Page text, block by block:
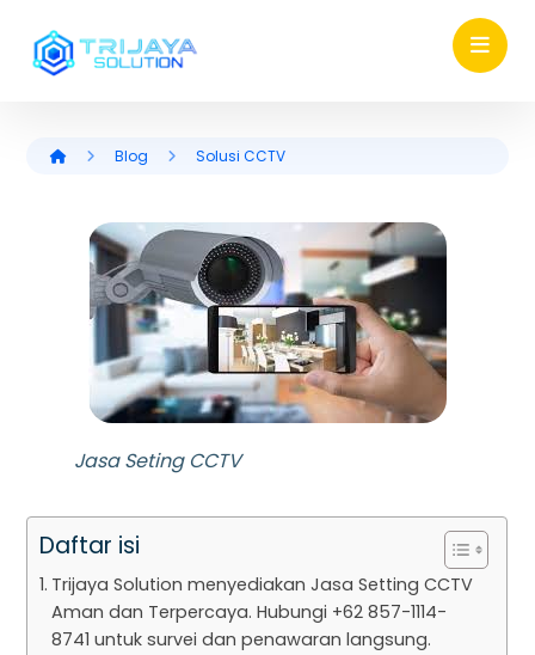
Blog Solusi CCTV
Jasa Seting CCTV
Daftar isi
Trijaya Solution menyediakan Jasa Setting CCTV
Aman dan Terpercaya. Hubungi +62 857-1114-
8741 untuk survei dan penawaran langsung.